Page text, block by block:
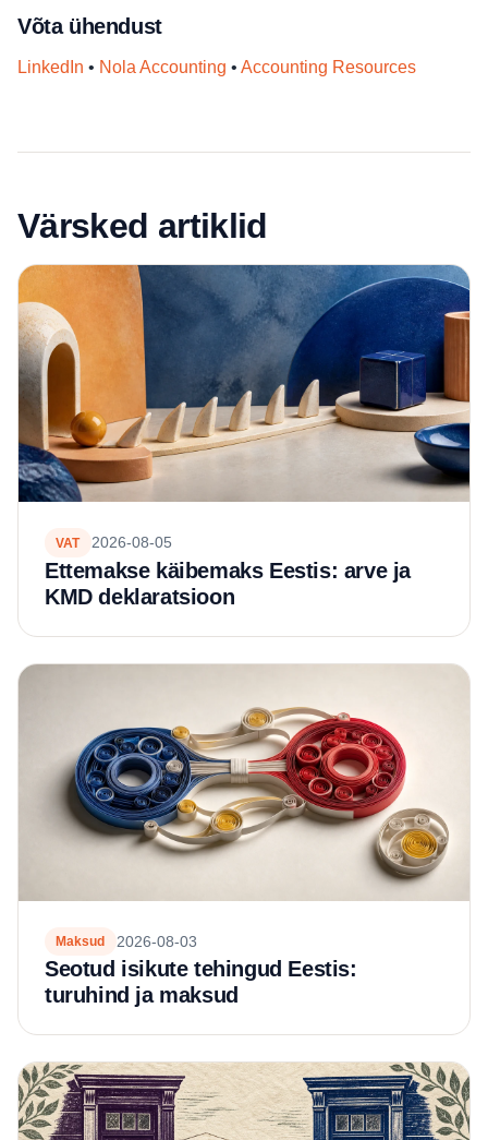
Võta ühendust
LinkedIn • Nola Accounting • Accounting Resources
Värsked artiklid
VAT 2026-08-05
Ettemakse käibemaks Eestis: arve ja
KMD deklaratsioon
Maksud 2026-08-03
Seotud isikute tehingud Eestis:
turuhind ja maksud